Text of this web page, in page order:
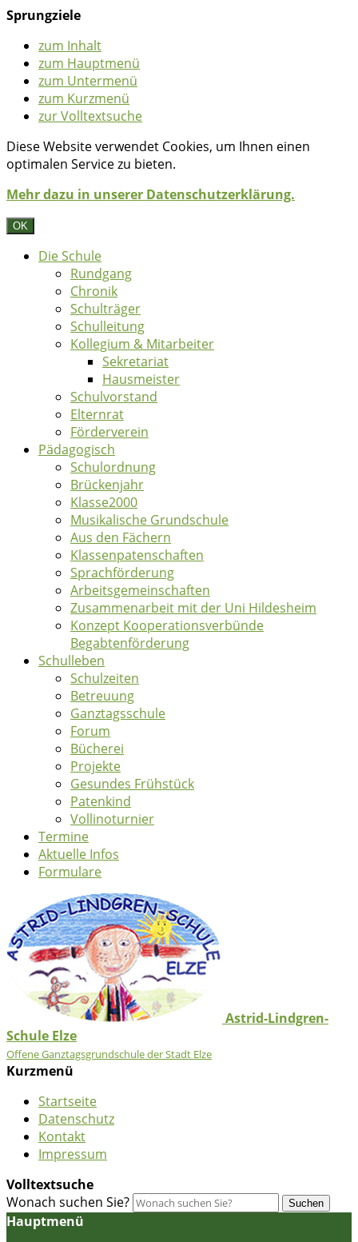
Sprungziele
zum Inhalt
zum Hauptmenü
zum Untermenü
zum Kurzmenü
zur Volltextsuche
Diese Website verwendet Cookies, um Ihnen einen
optimalen Service zu bieten.
Mehr dazu in unserer Datenschutzerklärung.
OK
Die Schule
Rundgang
Chronik
Schulträger
Schulleitung
Kollegium & Mitarbeiter
Sekretariat
Hausmeister
Schulvorstand
Elternrat
Förderverein
Pädagogisch
Schulordnung
Brückenjahr
Klasse2000
Musikalische Grundschule
Aus den Fächern
Klassenpatenschaften
Sprachförderung
Arbeitsgemeinschaften
Zusammenarbeit mit der Uni Hildesheim
Konzept Kooperationsverbünde
Begabtenförderung
Schulleben
Schulzeiten
Betreuung
Ganztagsschule
Forum
Bücherei
Projekte
Gesundes Frühstück
Patenkind
Vollinoturnier
Termine
Aktuelle Infos
Formulare
Astrid-Lindgren-
Schule Elze
Offene Ganztagsgrundschule der Stadt Elze
Kurzmenü
Startseite
Datenschutz
Kontakt
Impressum
Volltextsuche
Wonach suchen Sie?
Suchen
Hauptmenü